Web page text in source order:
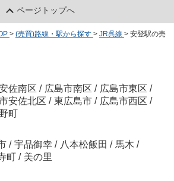
ページトップへ
> (売買)路線・駅から探す > JR呉線 > 安登駅の売
佐南区 / 広島市南区 / 広島市東区 /
安佐北区 / 東広島市 / 広島市西区 /
町
/ 宇品御幸 / 八本松飯田 / 馬木 /
町 / 美の里